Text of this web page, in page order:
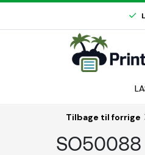
Tilbage til forrige
SO50088